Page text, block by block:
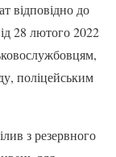
відповідно до
28 лютого 2022
поліцейським
з резервного